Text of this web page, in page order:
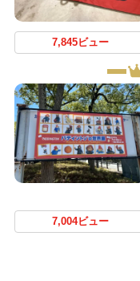
7,845ビュー
7,004ビュー